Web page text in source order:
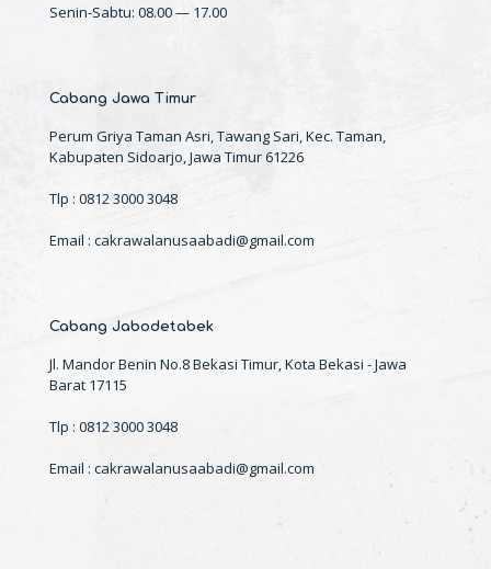
Senin-Sabtu: 08.00 — 17.00
Cabang Jawa Timur
Perum Griya Taman Asri, Tawang Sari, Kec. Taman,
Kabupaten Sidoarjo, Jawa Timur 61226
Tlp : 0812 3000 3048
Email : cakrawalanusaabadi@gmail.com
Cabang Jabodetabek
Jl. Mandor Benin No.8 Bekasi Timur, Kota Bekasi - Jawa
Barat 17115
Tlp : 0812 3000 3048
Email : cakrawalanusaabadi@gmail.com